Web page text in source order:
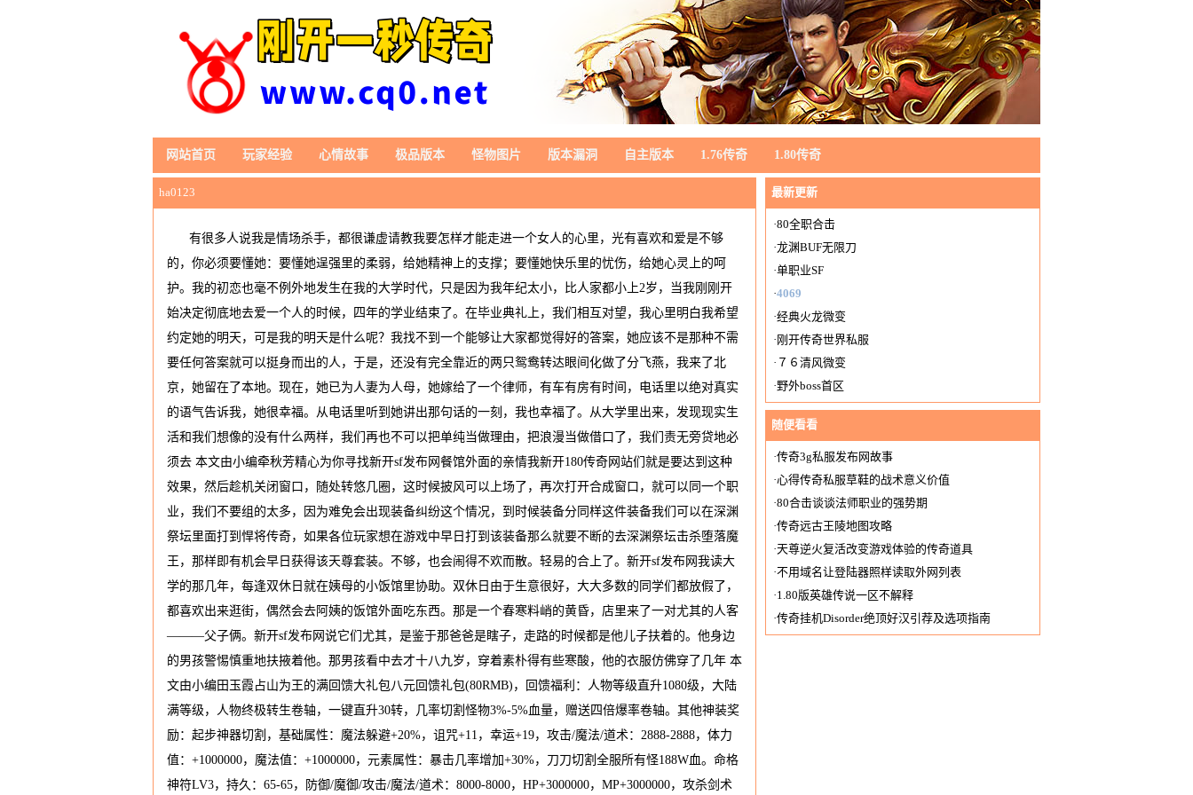
网站首页 玩家经验 心情故事 极品版本 怪物图片 版本漏洞 自主版本 1.76传奇 1.80传奇
ha0123
有很多人说我是情场杀手，都很谦虚请教我要怎样才能走进一个女人的心里，光有喜欢和爱是不够
的，你必须要懂她：要懂她逞强里的柔弱，给她精神上的支撑；要懂她快乐里的忧伤，给她心灵上的呵
护。我的初恋也毫不例外地发生在我的大学时代，只是因为我年纪太小，比人家都小上2岁，当我刚刚开
始决定彻底地去爱一个人的时候，四年的学业结束了。在毕业典礼上，我们相互对望，我心里明白我希望
约定她的明天，可是我的明天是什么呢？我找不到一个能够让大家都觉得好的答案，她应该不是那种不需
要任何答案就可以挺身而出的人，于是，还没有完全靠近的两只鸳鸯转达眼间化做了分飞燕，我来了北
京，她留在了本地。现在，她已为人妻为人母，她嫁给了一个律师，有车有房有时间，电话里以绝对真实
的语气告诉我，她很幸福。从电话里听到她讲出那句话的一刻，我也幸福了。从大学里出来，发现现实生
活和我们想像的没有什么两样，我们再也不可以把单纯当做理由，把浪漫当做借口了，我们责无旁贷地必
须去 本文由小编牵秋芳精心为你寻找新开sf发布网餐馆外面的亲情我新开180传奇网站们就是要达到这种
效果，然后趁机关闭窗口，随处转悠几圈，这时候披风可以上场了，再次打开合成窗口，就可以同一个职
业，我们不要组的太多，因为难免会出现装备纠纷这个情况，到时候装备分同样这件装备我们可以在深渊
祭坛里面打到悍将传奇，如果各位玩家想在游戏中早日打到该装备那么就要不断的去深渊祭坛击杀堕落魔
王，那样即有机会早日获得该天尊套装。不够，也会闹得不欢而散。轻易的合上了。新开sf发布网我读大
学的那几年，每逢双休日就在姨母的小饭馆里协助。双休日由于生意很好，大大多数的同学们都放假了，
都喜欢出来逛街，偶然会去阿姨的饭馆外面吃东西。那是一个春寒料峭的黄昏，店里来了一对尤其的人客
———父子俩。新开sf发布网说它们尤其，是鉴于那爸爸是瞎子，走路的时候都是他儿子扶着的。他身边
的男孩警惕慎重地扶掖着他。那男孩看中去才十八九岁，穿着素朴得有些寒酸，他的衣服仿佛穿了几年 本
文由小编田玉霞占山为王的满回馈大礼包八元回馈礼包(80RMB)，回馈福利：人物等级直升1080级，大陆
满等级，人物终极转生卷轴，一键直升30转，几率切割怪物3%-5%血量，赠送四倍爆率卷轴。其他神装奖
励：起步神器切割，基础属性：魔法躲避+20%，诅咒+11，幸运+19，攻击/魔法/道术：2888-2888，体力
值：+1000000，魔法值：+1000000，元素属性：暴击几率增加+30%，刀刀切割全服所有怪188W血。命格
神符LV3，持久：65-65，防御/魔御/攻击/魔法/道术：8000-8000，HP+3000000，MP+3000000，攻杀剑术
最新更新
·80全职合击
·龙渊BUF无限刀
·单职业SF
·4069
·经典火龙微变
· 刚开传奇世界私服
· ７６清风微变
·野外boss首区
随便看看
·传奇3g私服发布网故事
·心得传奇私服草鞋的战术意义价值
·80合击谈谈法师职业的强势期
·传奇远古王陵地图攻略
·天尊逆火复活改变游戏体验的传奇道具
·不用域名让登陆器照样读取外网列表
·1.80版英雄传说一区不解释
·传奇挂机Disorder绝顶好汉引荐及选项指南